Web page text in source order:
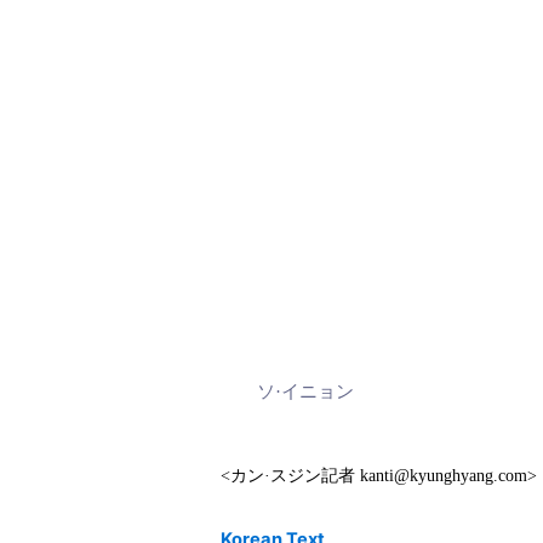
ソ·イニョン
<カン·スジン記者 kanti@kyunghyang.com>